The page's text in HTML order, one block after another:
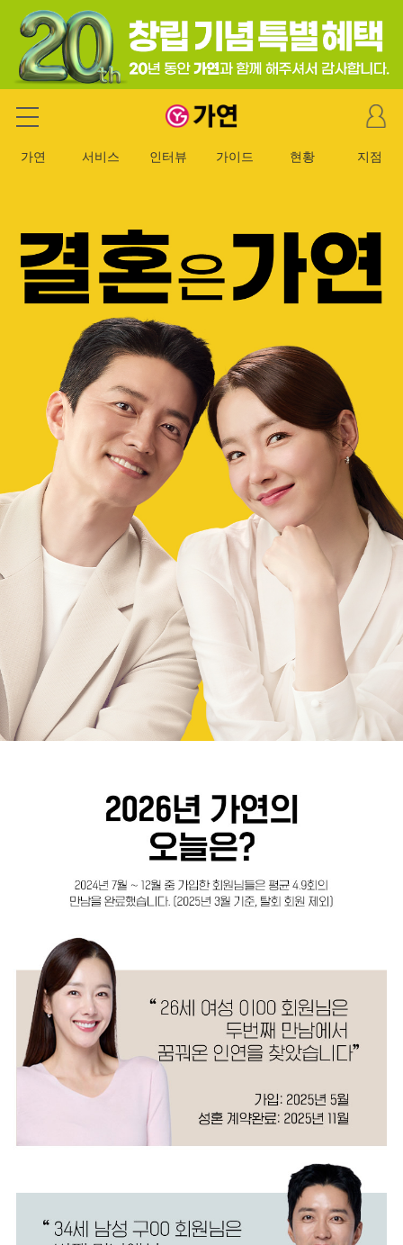
가연 결혼정보회사
마
이
이
가연 서비스 인터뷰 가이드 현황 지점